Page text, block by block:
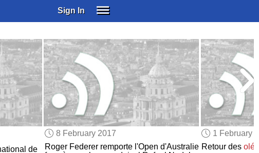
Sign In
SUBSCRIBE
EDUCATIONAL LICENSES
GIFT CARDS
OTHER LANGUAGES
ABOUT US
ALEXA
ADJUST COLORS
de
8 February 2017
Roger Federer remporte l'Open d'Australie
1 February
Retour des